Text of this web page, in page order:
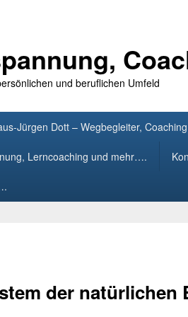
und beruflichen Umfeld
Jürgen Dott – Wegbegleiter,
Lerncoaching und mehr….
der natürlichen